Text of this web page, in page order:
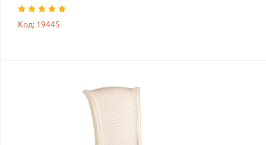
Код: 19445